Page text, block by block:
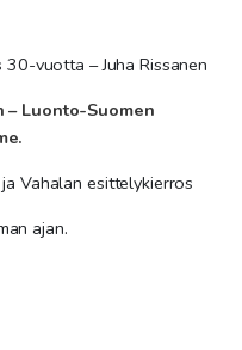
vuotta – Juha Rissanen
– Luonto-Suomen
Vahalan esittelykierros
ajan.